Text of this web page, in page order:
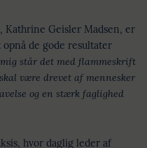
Geisler Madsen, er
de gode resultater
mig står det med flammeskrift
være drevet af mennesker
og en stærk faglighed
hvor daglig leder af